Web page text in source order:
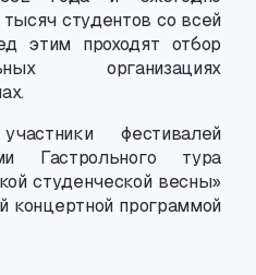
студентов со всей
этим проходят отбор
организациях
фестивалей
Гастрольного тура
студенческой весны»
концертной программой